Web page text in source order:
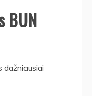
BUN
dažniausiai